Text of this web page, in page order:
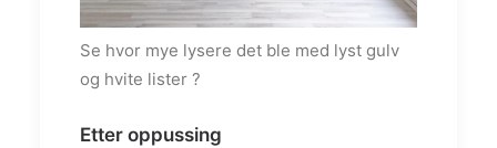
Se hvor mye lysere det ble med lyst gulv
og hvite lister ?
Etter oppussing